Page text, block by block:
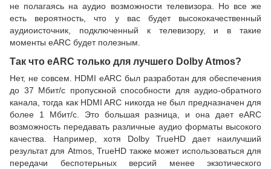
не полагаясь на аудио возможности телевизора. Но все же
есть вероятность, что у вас будет высококачественный
аудиоисточник, подключенный к телевизору, и в такие
моменты eARC будет полезным.
Так что eARC только для лучшего Dolby Atmos?
Нет, не совсем. HDMI eARC был разработан для обеспечения
до 37 Мбит/с пропускной способности для аудио-обратного
канала, тогда как HDMI ARC никогда не был предназначен для
более 1 Мбит/с. Это большая разница, и она дает eARC
возможность передавать различные аудио форматы высокого
качества. Например, хотя Dolby TrueHD дает наилучший
результат для Atmos, TrueHD также может использоваться для
передачи беспотерьных версий менее экзотического